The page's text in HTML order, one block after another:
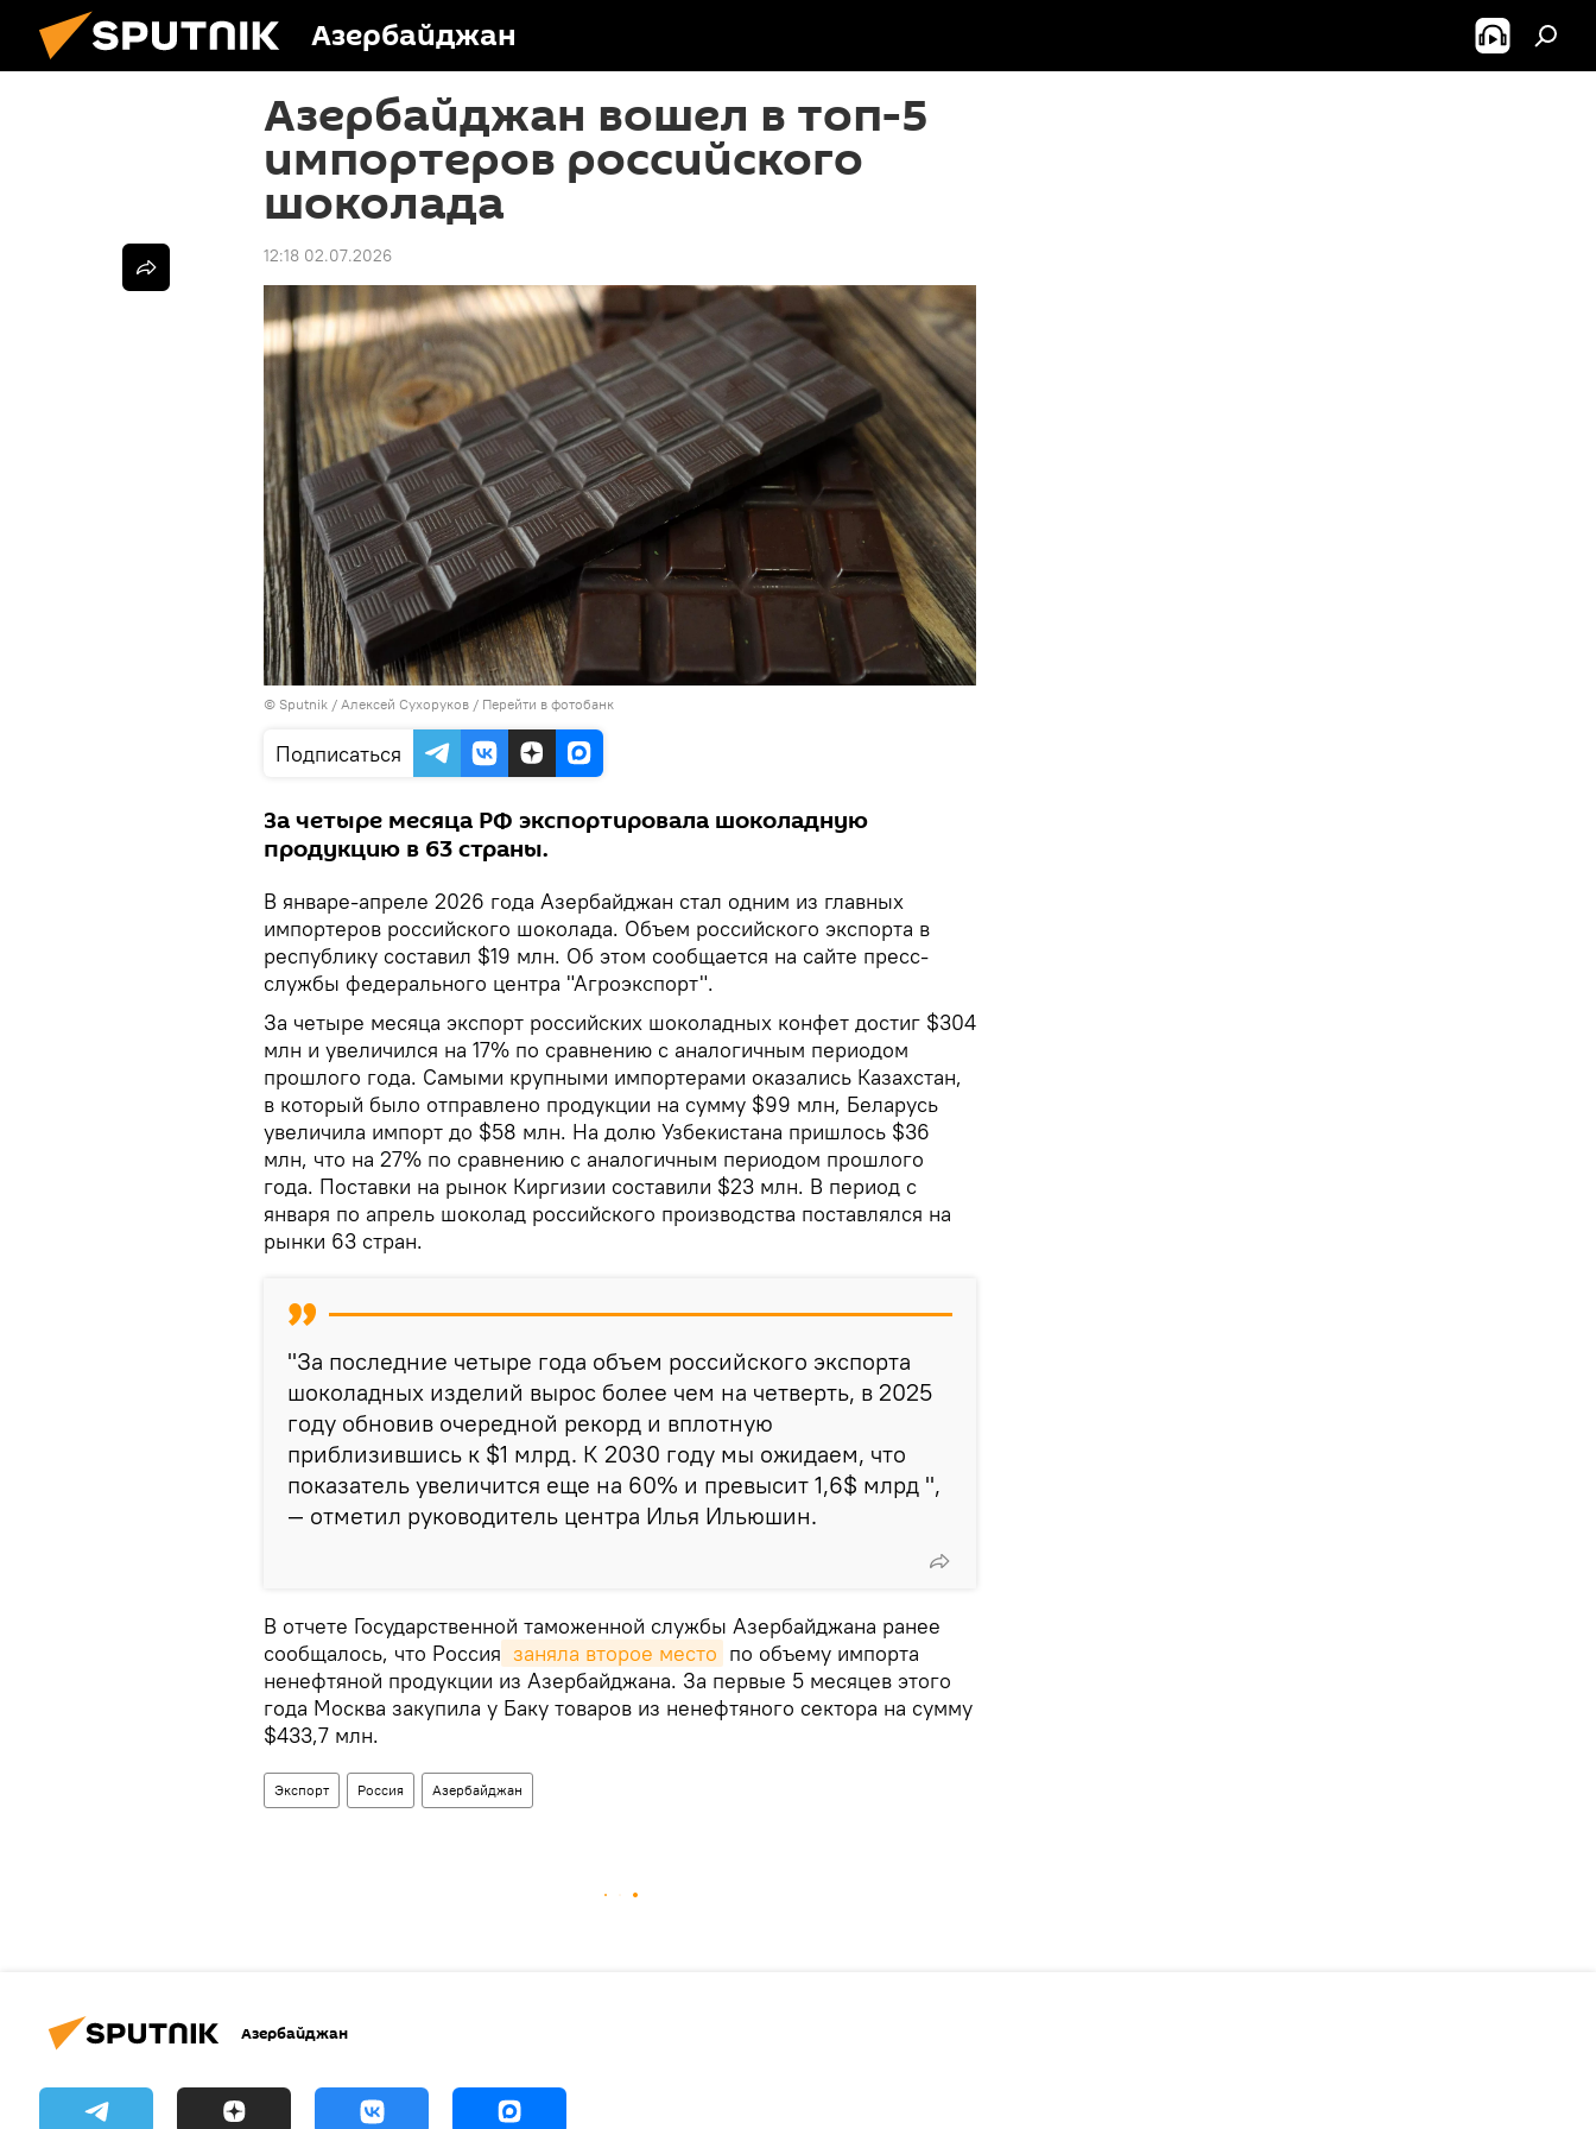
Азербайджан
Азербайджан вошел в топ-5
импортеров российского
шоколада
12:18 02.07.2026
© Sputnik / Алексей Сухоруков / Перейти в фотобанк
Подписаться
За четыре месяца РФ экспортировала шоколадную
продукцию в 63 страны.
В январе-апреле 2026 года Азербайджан стал одним из главных
импортеров российского шоколада. Объем российского экспорта в
республику составил $19 млн. Об этом сообщается на сайте пресс-
службы федерального центра "Агроэкспорт".
За четыре месяца экспорт российских шоколадных конфет достиг $304
млн и увеличился на 17% по сравнению с аналогичным периодом
прошлого года. Самыми крупными импортерами оказались Казахстан,
в который было отправлено продукции на сумму $99 млн, Беларусь
увеличила импорт до $58 млн. На долю Узбекистана пришлось $36
млн, что на 27% по сравнению с аналогичным периодом прошлого
года. Поставки на рынок Киргизии составили $23 млн. В период с
января по апрель шоколад российского производства поставлялся на
рынки 63 стран.
"За последние четыре года объем российского экспорта
шоколадных изделий вырос более чем на четверть, в 2025
году обновив очередной рекорд и вплотную
приблизившись к $1 млрд. К 2030 году мы ожидаем, что
показатель увеличится еще на 60% и превысит 1,6$ млрд ",
— отметил руководитель центра Илья Ильюшин.
В отчете Государственной таможенной службы Азербайджана ранее
сообщалось, что Россия заняла второе место по объему импорта
ненефтяной продукции из Азербайджана. За первые 5 месяцев этого
года Москва закупила у Баку товаров из ненефтяного сектора на сумму
$433,7 млн.
Экспорт Россия Азербайджан
Азербайджан